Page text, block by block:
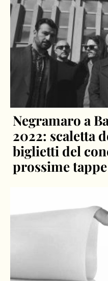
Negramaro a
2022: scaletta
biglietti del
prossime tappe